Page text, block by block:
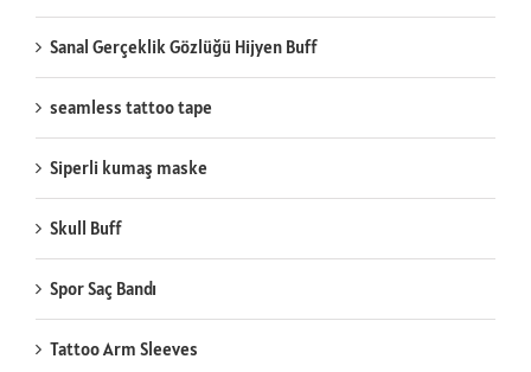
Sanal Gerçeklik Gözlüğü Hijyen Buff
seamless tattoo tape
Siperli kumaş maske
Skull Buff
Spor Saç Bandı
Tattoo Arm Sleeves